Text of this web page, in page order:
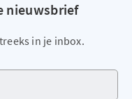
nieuwsbrief
in je inbox.